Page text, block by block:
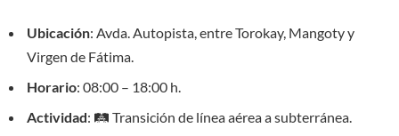
Ubicación: Avda. Autopista, entre Torokay, Mangoty y
Virgen de Fátima.
Horario: 08:00 – 18:00 h.
Actividad: 🛤 Transición de línea aérea a subterránea.